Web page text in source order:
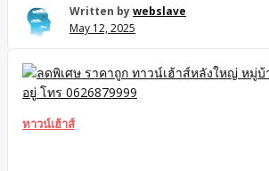
หลังคาอินโดจีน ทัวร์เวียดนาม-ชมเทศกาลโ
เวียดนามวัดหงอกเซิน บริการ ทัวร์เวียดนาม
ได้ตลอดปีเที่ยวเวียดนามได้ตลอดปีฮอยอัน–เ
เวียดนาม-ซาปา-หลังคาอินโดจีน เที่ยวเวียด
เวียดนามได้ตลอดปี ฮอยอัน –เมืองมรดกโลก
Written bywebslave
May 12, 2025
ทาวน์เฮ้าส์